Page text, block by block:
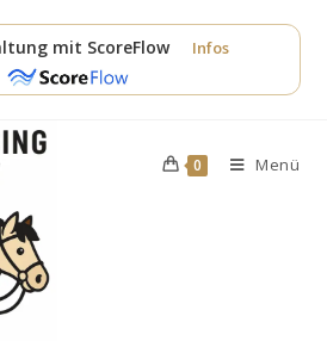
mit ScoreFlow Infos
0 Menü